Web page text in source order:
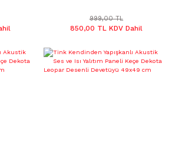
Desen 82x122
999,00 TL
850,00 TL KDV Dahil